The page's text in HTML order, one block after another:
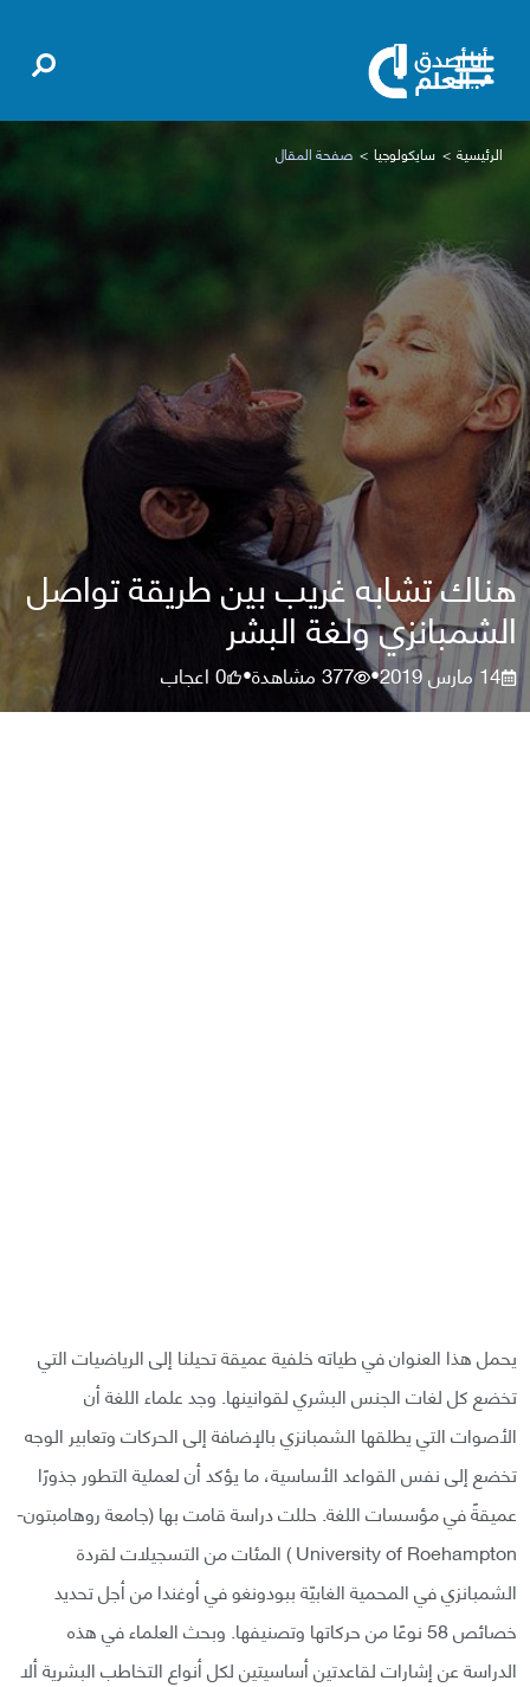
الرئيسية سايكولوجيا صفحة المقال
هناك تشابه غريب بين طريقة تواصل
الشمبانزي ولغة البشر
14 مارس 2019 •
377مشاهدة•
0اعجاب
يحمل هذا العنوان في طياته خلفية عميقة تحيلنا إلى الرياضيات التي
تخضع كل لغات الجنس البشري لقوانينها. وجد علماء اللغة أن
الأصوات التي يطلقها الشمبانزي بالإضافة إلى الحركات وتعابير الوجه
تخضع إلى نفس القواعد الأساسية، ما يؤكد أن لعملية التطور جذورًا
عميقةً في مؤسسات اللغة. حللت دراسة قامت بها (جامعة روهامبتون-
University of Roehampton ) المئات من التسجيلات لقردة
الشمبانزي في المحمية الغابيّة ببودونغو في أوغندا من أجل تحديد
خصائص 58 نوعًا من حركاتها وتصنيفها. وبحث العلماء في هذه
الدراسة عن إشارات لقاعدتين أساسيتين لكل أنواع التخاطب البشرية ألا